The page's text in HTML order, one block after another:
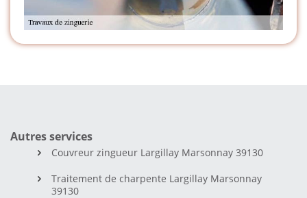
Autres services
Couvreur zingueur Largillay Marsonnay 39130
Traitement de charpente Largillay Marsonnay
39130